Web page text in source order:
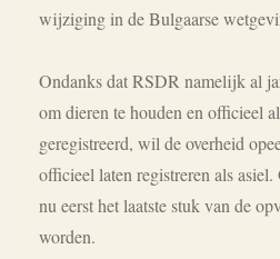
wijziging in de Bulgaarse
Ondanks dat RSDR namelijk al
om dieren te houden en officieel
geregistreerd, wil de overheid
officieel laten registreren als
nu eerst het laatste stuk van de
worden.